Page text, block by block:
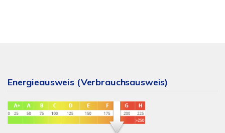
Energieausweis (Verbrauchsausweis)